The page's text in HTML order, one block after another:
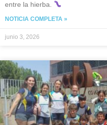
entre la hierba.
NOTICIA COMPLETA »
junio 3, 2026